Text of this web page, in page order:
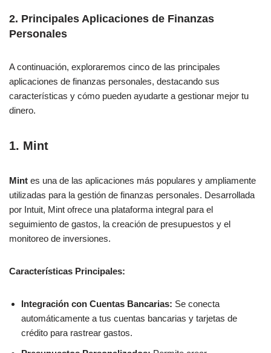
2. Principales Aplicaciones de Finanzas
Personales
A continuación, exploraremos cinco de las principales
aplicaciones de finanzas personales, destacando sus
características y cómo pueden ayudarte a gestionar mejor tu
dinero.
1. Mint
Mint es una de las aplicaciones más populares y ampliamente
utilizadas para la gestión de finanzas personales. Desarrollada
por Intuit, Mint ofrece una plataforma integral para el
seguimiento de gastos, la creación de presupuestos y el
monitoreo de inversiones.
Características Principales:
Integración con Cuentas Bancarias: Se conecta
automáticamente a tus cuentas bancarias y tarjetas de
crédito para rastrear gastos.